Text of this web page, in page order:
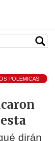
POLEMICAS
dirán